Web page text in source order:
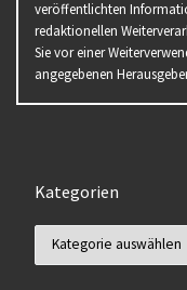
veröffentlichten
redaktionellen
Sie vor einer
angegebenen
Kategorien